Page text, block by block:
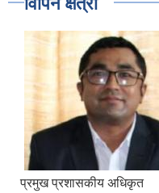
प्रमुख प्रशासकीय अधिकृत